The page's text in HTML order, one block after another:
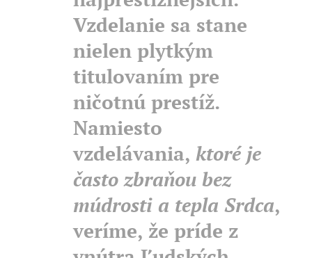
Vzdelanie sa stane
nielen plytkým
titulovaním pre
ničotnú prestíž.
Namiesto
vzdelávania, ktoré je
často zbraňou bez
múdrosti a tepla Srdca,
veríme, že príde z